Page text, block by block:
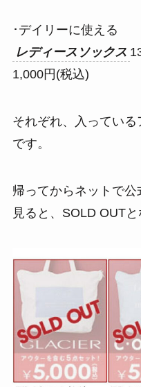
･デイリーに使える
レディースソックス
1,000円(税込)
それぞれ、入ってい
です。
帰ってからネットで
見ると、SOLD OUTと